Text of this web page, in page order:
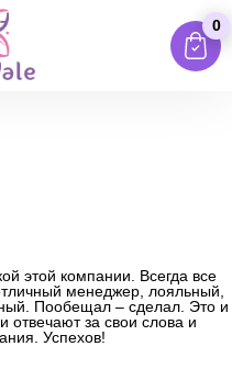
0
этой компании. Всегда все
менеджер, лояльный,
Пообещал – сделал. Это и
отвечают за свои слова и
Успехов!